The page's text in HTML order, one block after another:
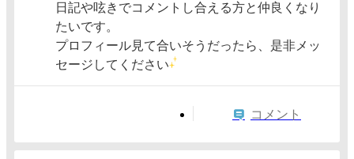
日記や呟きでコメントし合える方と仲良くなり
たいです。
プロフィール見て合いそうだったら、是非メッ
セージしてください
コメント